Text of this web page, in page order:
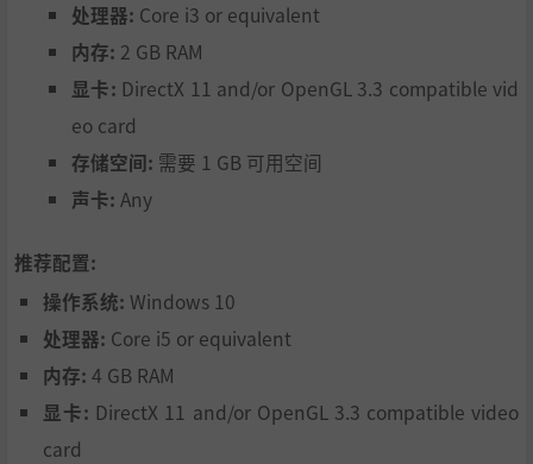
子游戏则有：黑暗地牢，最终幻想，神界，南方公园，坑
人，彩虹战队等等, Darkest Dungeon, 屠戮高塔、杀戮尖塔
English name: Legend of Keepers
处理器: Core i3 or equivalent
内存: 2 GB RAM
显卡: DirectX 11 and/or OpenGL 3.3 compatible vid
eo card
存储空间: 需要 1 GB 可用空间
声卡: Any
推荐配置:
操作系统: Windows 10
处理器: Core i5 or equivalent
内存: 4 GB RAM
显卡: DirectX 11 and/or OpenGL 3.3 compatible video
card